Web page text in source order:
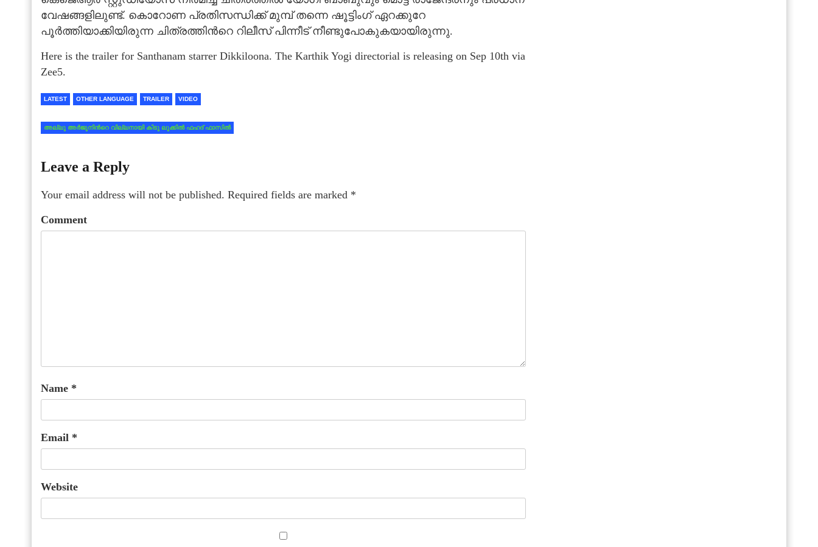
വേഷങ്ങളിലുണ്ട്. കൊറോണ പ്രതിസന്ധിക്ക് മുമ്പ് തന്നെ ഷൂട്ടിംഗ് ഏറക്കുറേ
പൂര്‍ത്തിയാക്കിയിരുന്ന ചിത്രത്തിന്‍റെ റിലീസ് പിന്നീട് നീണ്ടുപോകുകയായിരുന്നു.
Here is the trailer for Santhanam starrer Dikkiloona. The Karthik Yogi directorial is releasing on Sep 10th via
Zee5.
LATEST OTHER LANGUAGE TRAILER VIDEO
അല്ലു അര്‍ജുനിന്‍റെ വില്ലനായി കിടു ലുക്കില്‍ ഫഹദ് ഫാസില്‍
Leave a Reply
Your email address will not be published. Required fields are marked *
Comment
Name *
Email *
Website